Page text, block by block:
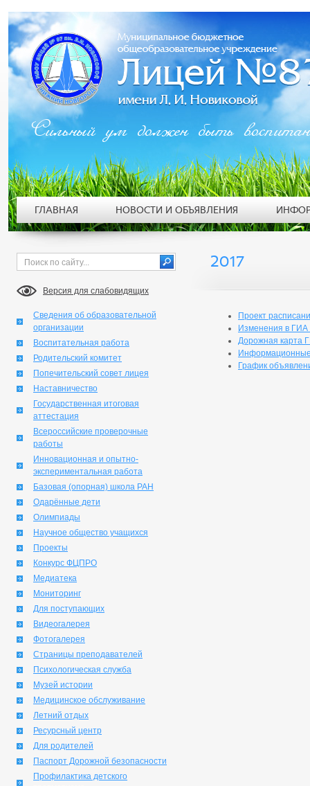
Версия для слабовидящих
Сведения об образовательной
организации
Воспитательная работа
Родительский комитет
Попечительский совет лицея
Наставничество
Государственная итоговая
аттестация
Всероссийские проверочные
работы
Инновационная и опытно-
экспериментальная работа
Базовая (опорная) школа РАН
Одарённые дети
Олимпиады
Научное общество учащихся
Проекты
Конкурс ФЦПРО
Медиатека
Мониторинг
Для поступающих
Видеогалерея
Фотогалерея
Страницы преподавателей
Психологическая служба
Музей истории
Медицинское обслуживание
Летний отдых
Ресурсный центр
Для родителей
Паспорт Дорожной безопасности
Профилактика детского
2017
Проект
Изменения в ГИА
Дорожная карта
График
Сильный ум должен быть
ГЛАВНАЯ НОВОСТИ И ОБЪЯВЛЕНИЯ